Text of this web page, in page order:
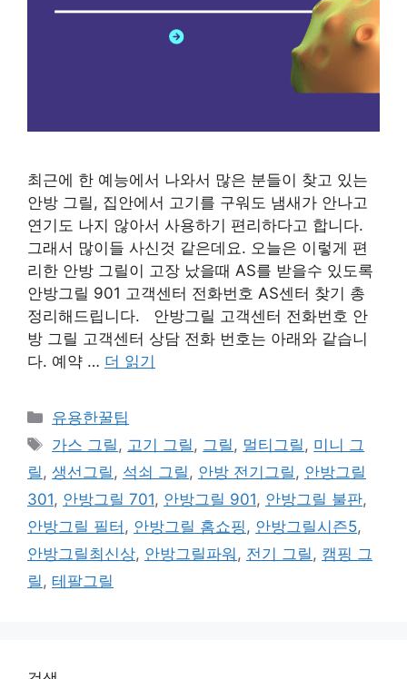
최근에 한 예능에서 나와서 많은 분들이 찾고 있는
안방 그릴, 집안에서 고기를 구워도 냄새가 안나고
연기도 나지 않아서 사용하기 편리하다고 합니다.
그래서 많이들 사신것 같은데요. 오늘은 이렇게 편
리한 안방 그릴이 고장 났을때 AS를 받을수 있도록
안방그릴 901 고객센터 전화번호 AS센터 찾기 총
정리해드립니다. 안방그릴 고객센터 전화번호 안
방 그릴 고객센터 상담 전화 번호는 아래와 같습니
다. 예약 … 더 읽기
카
테
고
리
유용한꿀팁
태
그
가스 그릴 , 고기 그릴 , 그릴 , 멀티그릴 , 미니 그
릴 , 생선그릴 , 석쇠 그릴 , 안방 전기그릴 , 안방그릴
301, 안방그릴 701, 안방그릴 901, 안방그릴 불판,
안방그릴 필터 , 안방그릴 홈쇼핑 , 안방그릴시즌5,
안방그릴최신상, 안방그릴파워 , 전기 그릴 , 캠핑 그
릴 , 테팔그릴